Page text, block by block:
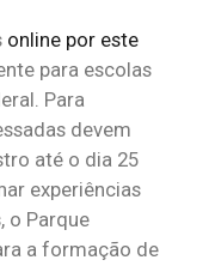
online por este
para escolas
Para
devem
até o dia 25
experiências
o Parque
a formação de